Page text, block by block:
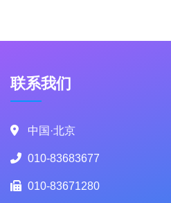
联系我们
中国·北京
010-83683677
010-83671280